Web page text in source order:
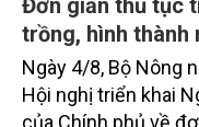
Đơn giản thủ tục
trồng, hình thành
Ngày 4/8, Bộ Nông